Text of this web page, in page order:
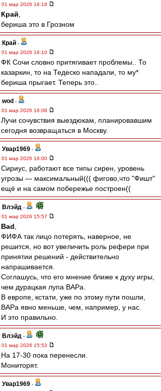
01 мар 2026 16:16
Край
бериша это в Грозном
Край -
01 мар 2026 16:10
ФК Сочи словно притягивает проблемы.. То
казаркин, то на Тедеско нападали, то му*
бериша прыгает. Теперь это..
wod -
01 мар 2026 16:08
Лучи сочувствия выездюкам, планировавшим
сегодня возвращаться в Москву.
Увар1969 -
01 мар 2026 16:00
Сириус, работают все типы сирен, уровень
угрозы — максимальный((( фигово,что "Фишт"
ещё и на самом побережье построен((
Влэйд -
01 мар 2026 15:57
Bad
ФИФА так лицо потерять, наверное, не
решится, но вот увеличить роль рефери при
принятии решений - действительно
напрашивается.
Соглашусь, что его мнение ближе к духу игры,
чем дурацкая лупа ВАРа.
В европе, кстати, уже по этому пути пошли,
ВАРа явно меньше, чем, например, у нас.
И это правильно.
Влэйд -
01 мар 2026 15:53
На 17-30 пока перенесли.
Мониторят.
Увар1969 -